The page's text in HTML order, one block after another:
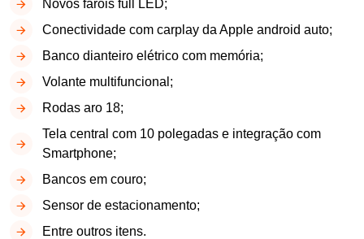
Novos faróis full LED;
Conectividade com carplay da Apple android auto;
Banco dianteiro elétrico com memória;
Volante multifuncional;
Rodas aro 18;
Tela central com 10 polegadas e integração com
Smartphone;
Bancos em couro;
Sensor de estacionamento;
Entre outros itens.